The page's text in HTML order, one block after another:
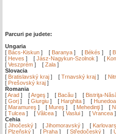
Parcuri pe judete:
Ungaria
[ Bács-Kiskun ] [ Baranya ] [ Békés ] [
[ Heves ] [ Jász-Nagykun-Szolnok ] [
[ Veszprém ] [ Zala ]
Slovacia
[ Bratislavský kraj ] [ Trnavský kraj ] [
[ Prešovský kraj ]
Romania
[Arad ] [Argeş ] [ Bacău ] [ Bistriţa-
[ Gorj ] [ Giurgiu ] [ Harghita ] [
[ Maramureş ] [ Mureş ] [ Mehedinţi ] [
[ Tulcea ] [ Vâlcea ] [ Vaslui ] [ Vrancea
Cehia
[ Jihočeský ] [ Jihomoravský ] [
[ Plzeňský ] [ Praha ] [ Středočeský ] [